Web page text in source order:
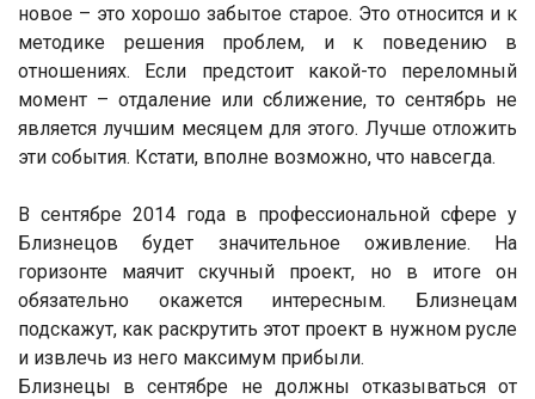
новое – это хорошо забытое старое. Это относится и к
методике решения проблем, и к поведению в
отношениях. Если предстоит какой-то переломный
момент – отдаление или сближение, то сентябрь не
является лучшим месяцем для этого. Лучше отложить
эти события. Кстати, вполне возможно, что навсегда.
В сентябре 2014 года в профессиональной сфере у
Близнецов будет значительное оживление. На
горизонте маячит скучный проект, но в итоге он
обязательно окажется интересным. Близнецам
подскажут, как раскрутить этот проект в нужном русле
и извлечь из него максимум прибыли.
Близнецы в сентябре не должны отказываться от